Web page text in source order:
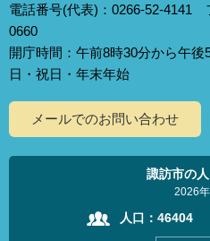
電話番号(代表)：0266-52-4141
0660
開庁時間：午前8時30分から午
日・祝日・年末年始
メールでのお問い合わせ
諏訪市の
2026
人口： 46404